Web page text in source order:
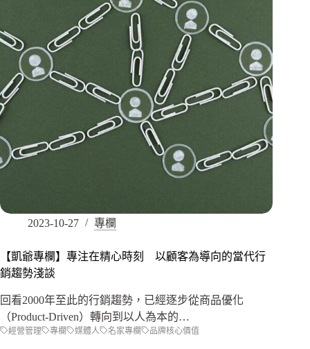
2023-10-27 專欄
【凱爺專欄】專注在精心時刻 以顧客為導向的當代行
銷趨勢淺談
回看2000年至此的行銷趨勢，已經逐步從商品優化
（Product-Driven）轉向到以人為本的…
經營管理 專欄 媒體人 名家專欄 品牌核心價值